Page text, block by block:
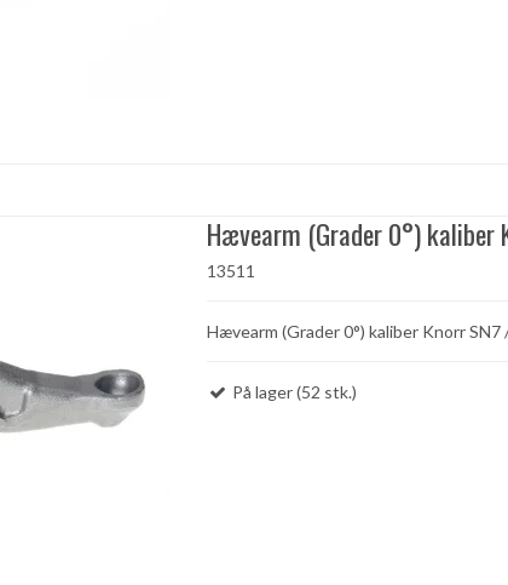
Hævearm (Grader 0°) kaliber
13511
Hævearm (Grader 0°) kaliber Knorr SN7
På lager (52 stk.)